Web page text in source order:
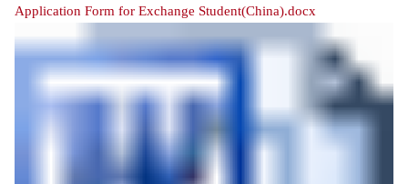
Application Form for Exchange Student(China).docx